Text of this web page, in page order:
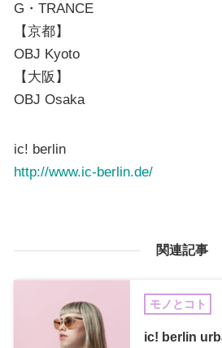
G・TRANCE
【京都】
OBJ Kyoto
【大阪】
OBJ Osaka
ic! berlin
http://www.ic-berlin.de/
関連記事
モノとコト
ic! berlin